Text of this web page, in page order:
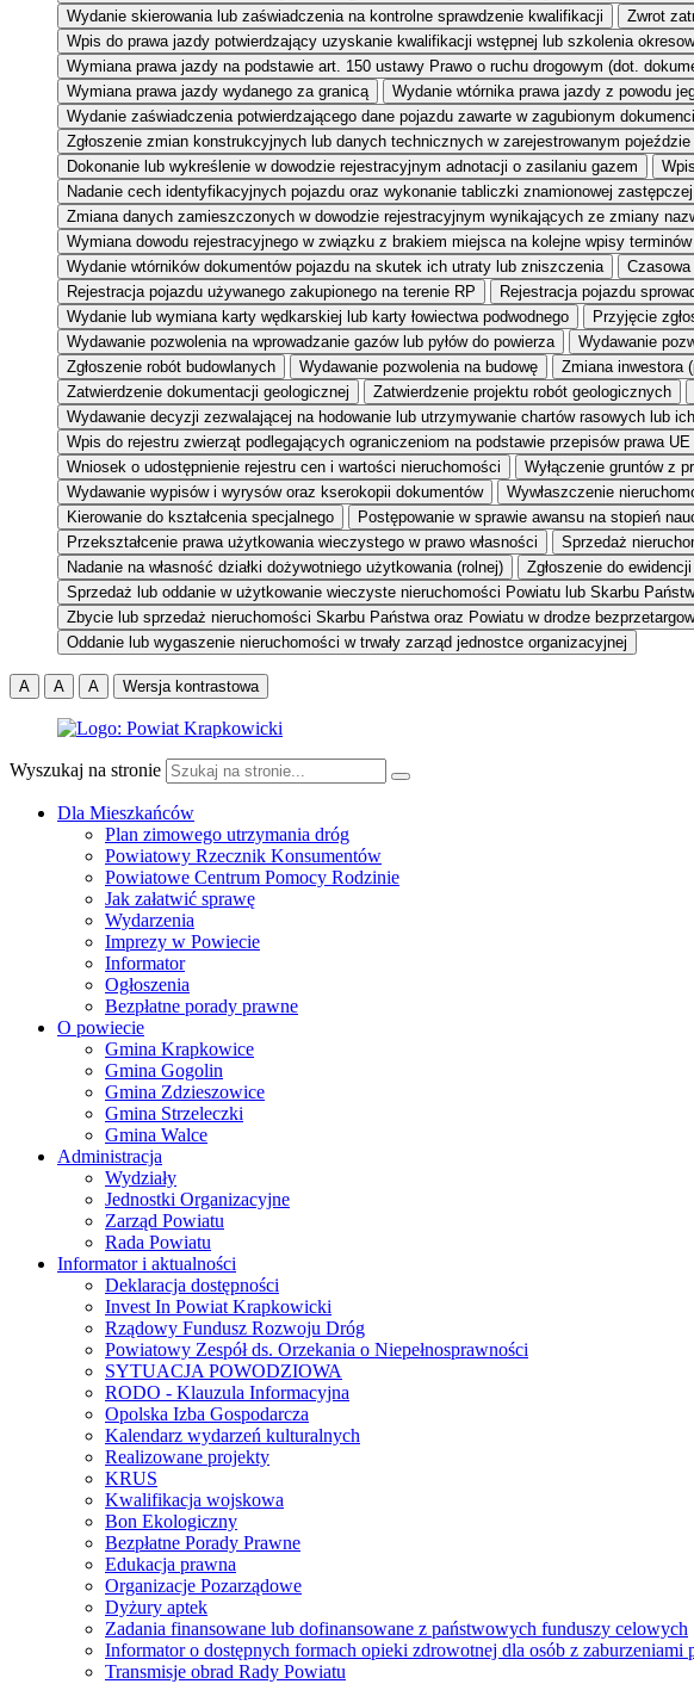
Wydanie skierowania lub zaświadczenia na kontrolne sprawdzenie kwalifikacji
Zwrot
Wpis do prawa jazdy potwierdzający uzyskanie kwalifikacji wstępnej lub szkolenia
Wymiana prawa jazdy na podstawie art. 150 ustawy Prawo o ruchu drogowym (dot.
Wymiana prawa jazdy wydanego za granicą
Wydanie wtórnika prawa jazdy z powodu
Wydanie zaświadczenia potwierdzającego dane pojazdu zawarte w zagubionym
Zgłoszenie zmian konstrukcyjnych lub danych technicznych w zarejestrowanym pojeździe
Dokonanie lub wykreślenie w dowodzie rejestracyjnym adnotacji o zasilaniu gazem
Nadanie cech identyfikacyjnych pojazdu oraz wykonanie tabliczki znamionowej zastępczej
Zmiana danych zamieszczonych w dowodzie rejestracyjnym wynikających ze zmiany
Wymiana dowodu rejestracyjnego w związku z brakiem miejsca na kolejne wpisy
Wydanie wtórników dokumentów pojazdu na skutek ich utraty lub zniszczenia
Rejestracja pojazdu używanego zakupionego na terenie RP
Rejestracja pojazdu
Wydanie lub wymiana karty wędkarskiej lub karty łowiectwa podwodnego
Przyjęcie
Wydawanie pozwolenia na wprowadzanie gazów lub pyłów do powierza
Wydawanie
Zgłoszenie robót budowlanych
Wydawanie pozwolenia na budowę Zmiana inwestora
Zatwierdzenie dokumentacji geologicznej
Zatwierdzenie projektu robót geologicznych
Wydawanie decyzji zezwalającej na hodowanie lub utrzymywanie chartów rasowych lub
Wpis do rejestru zwierząt podlegających ograniczeniom na podstawie przepisów prawa UE
Wniosek o udostępnienie rejestru cen i wartości nieruchomości
Wyłączenie gruntów z
Wydawanie wypisów i wyrysów oraz kserokopii dokumentów
Wywłaszczenie
Kierowanie do kształcenia specjalnego
Postępowanie w sprawie awansu na stopień
Przekształcenie prawa użytkowania wieczystego w prawo własności
Sprzedaż
Nadanie na własność działki dożywotniego użytkowania (rolnej)
Zgłoszenie do
Sprzedaż lub oddanie w użytkowanie wieczyste nieruchomości Powiatu lub Skarbu
Zbycie lub sprzedaż nieruchomości Skarbu Państwa oraz Powiatu w drodze
Oddanie lub wygaszenie nieruchomości w trwały zarząd jednostce organizacyjnej
A A A Wersja kontrastowa
Wyszukaj na stronie
Dla Mieszkańców
Plan zimowego utrzymania dróg
Powiatowy Rzecznik Konsumentów
Powiatowe Centrum Pomocy Rodzinie
Jak załatwić sprawę
Wydarzenia
Imprezy w Powiecie
Informator
Ogłoszenia
Bezpłatne porady prawne
O powiecie
Gmina Krapkowice
Gmina Gogolin
Gmina Zdzieszowice
Gmina Strzeleczki
Gmina Walce
Administracja
Wydziały
Jednostki Organizacyjne
Zarząd Powiatu
Rada Powiatu
Informator i aktualności
Deklaracja dostępności
Invest In Powiat Krapkowicki
Rządowy Fundusz Rozwoju Dróg
Powiatowy Zespół ds. Orzekania o Niepełnosprawności
SYTUACJA POWODZIOWA
RODO - Klauzula Informacyjna
Opolska Izba Gospodarcza
Kalendarz wydarzeń kulturalnych
Realizowane projekty
KRUS
Kwalifikacja wojskowa
Bon Ekologiczny
Bezpłatne Porady Prawne
Edukacja prawna
Organizacje Pozarządowe
Dyżury aptek
Zadania finansowane lub dofinansowane z państwowych funduszy celowych
Informator o dostępnych formach opieki zdrowotnej dla osób z
Transmisje obrad Rady Powiatu